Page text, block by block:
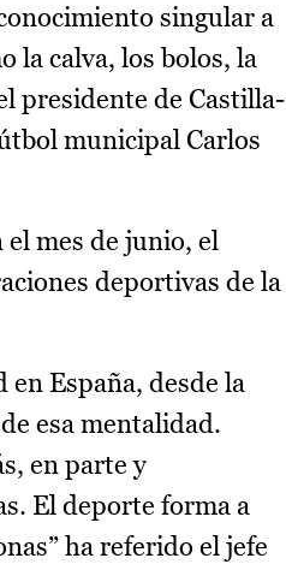
singular a
la calva, los bolos, la
presidente de Castilla-
municipal Carlos
mes de junio, el
deportivas de la
España, desde la
esa mentalidad.
en parte y
El deporte forma a
ha referido el jefe